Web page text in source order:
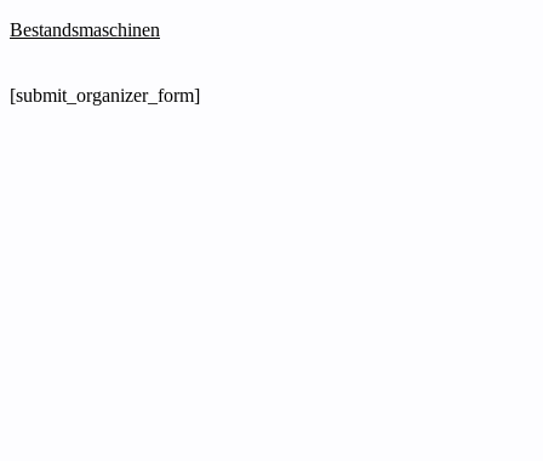
Bestandsmaschinen
[submit_organizer_form]